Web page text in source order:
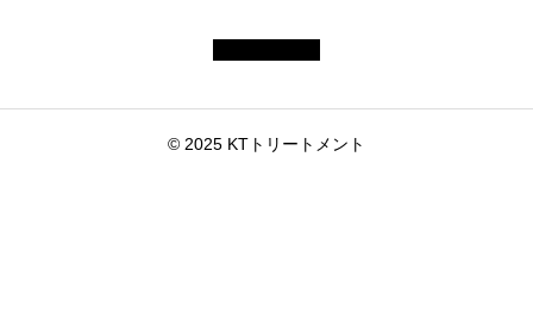
© 2025 KTトリートメント